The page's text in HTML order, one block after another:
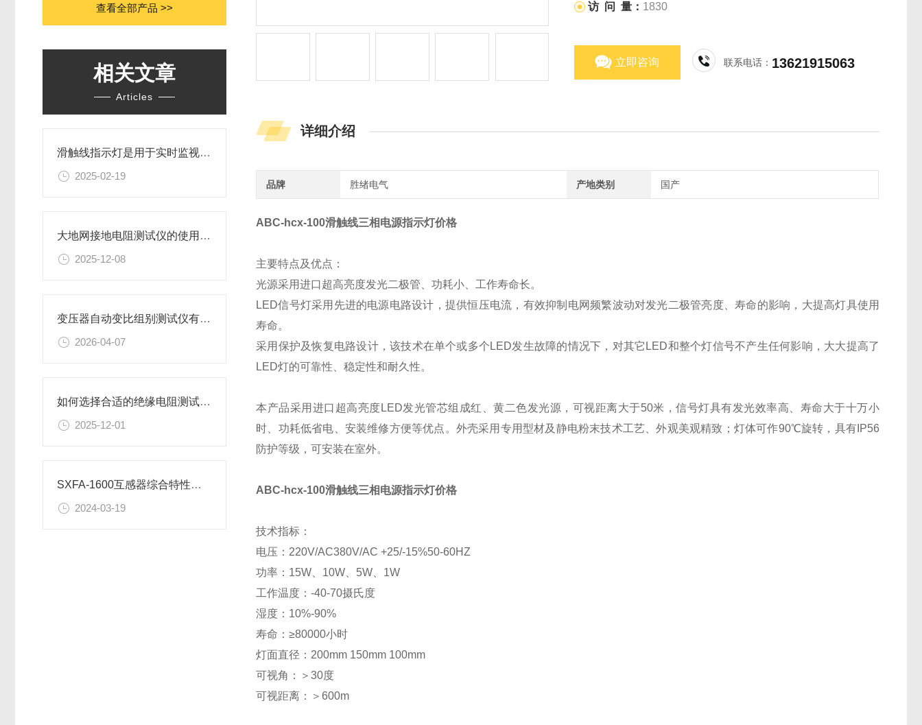
查看全部产品 >>
相关文章
Articles
滑触线指示灯是用于实时监视滑触线电源信号
2025-02-19
大地网接地电阻测试仪的使用方法
2025-12-08
变压器自动变比组别测试仪有哪些特点
2026-04-07
如何选择合适的绝缘电阻测试仪？
2025-12-01
SXFA-1600互感器综合特性测试仪基本结构及组成
2024-03-19
访 问 量： 1830
立即咨询 联系电话： 13621915063
详细介绍
品牌 胜绪电气 产地类别 国产
ABC-hcx-100滑触线三相电源指示灯价格
主要特点及优点：
光源采用进口超高亮度发光二极管、功耗小、工作寿命长。
LED信号灯采用先进的电源电路设计，提供恒压电流，有效抑制电网频繁波动对发光二极管亮度、寿命的影响，大提高灯具使用
寿命。
采用保护及恢复电路设计，该技术在单个或多个LED发生故障的情况下，对其它LED和整个灯信号不产生任何影响，大大提高了
LED灯的可靠性、稳定性和耐久性。
本产品采用进口超高亮度LED发光管芯组成红、黄二色发光源，可视距离大于50米，信号灯具有发光效率高、寿命大于十万小
时、功耗低省电、安装维修方便等优点。外壳采用专用型材及静电粉末技术工艺、外观美观精致；灯体可作90℃旋转，具有IP56
防护等级，可安装在室外。
ABC-hcx-100滑触线三相电源指示灯价格
技术指标：
电压：220V/AC380V/AC +25/-15%50-60HZ
功率：15W、10W、5W、1W
工作温度：-40-70摄氏度
湿度：10%-90%
寿命：≥80000小时
灯面直径：200mm 150mm 100mm
可视角：＞30度
可视距离：＞600m